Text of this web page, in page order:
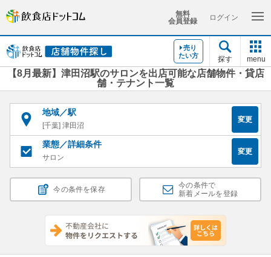
無料
会員登録
ログイン
売り
たい方
探す menu
【8月最新】津田沼駅のサロンを出店可能な店舗物件・貸店
舗・テナント一覧
地域／駅
[千葉] 津田沼
変更
業態／詳細条件
サロン
変更
今の条件を保存
今の条件で
新着メールを登録